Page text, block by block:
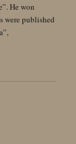
He won
were published